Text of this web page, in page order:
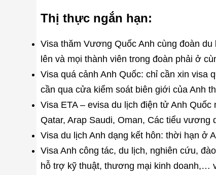
Thị thực ngắn hạn:
Visa thăm Vương Quốc Anh cùng đoàn
lên và mọi thành viên trong đoàn phải ở
Visa quá cảnh Anh Quốc: chỉ cần xin visa
cần qua cửa kiểm soát biên giới của Anh
Visa ETA – evisa du lịch điện tử Anh
Qatar, Arap Saudi, Oman, Các tiểu vương
Visa du lịch Anh dạng kết hôn: thời hạn ở
Visa Anh công tác, du lịch, nghiên cứu,
hỗ trợ kỹ thuật, thương mại kinh doanh,…